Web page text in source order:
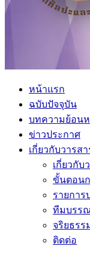
หน้าแรก
ฉบับปัจจุบัน
บทความย้อน
ข่าวประกาศ
เกี่ยวกับวารสา
เกี่ยวกับ
ขั้นตอน
รายการ
ทีมบรร
จริยธร
ติดต่อ